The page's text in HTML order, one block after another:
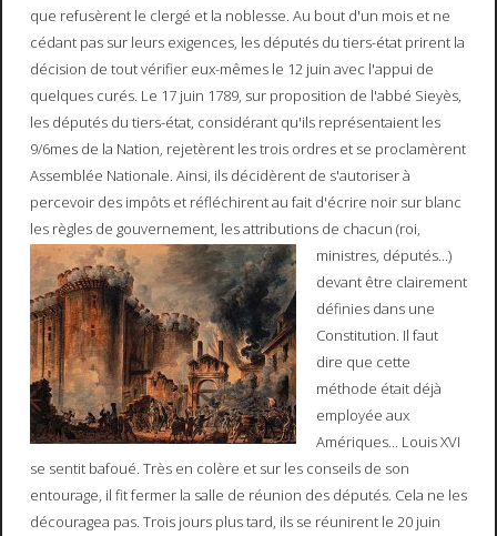
que refusèrent le clergé et la noblesse. Au bout d'un mois et ne
cédant pas sur leurs exigences, les députés du tiers-état prirent la
décision de tout vérifier eux-mêmes le 12 juin avec l'appui de
quelques curés. Le 17 juin 1789, sur proposition de l'abbé Sieyès,
les députés du tiers-état, considérant qu'ils représentaient les
9/6mes de la Nation, rejetèrent les trois ordres et se proclamèrent
Assemblée Nationale. Ainsi, ils décidèrent de s'autoriser à
percevoir des impôts et réfléchirent au fait d'écrire noir sur blanc
les règles de gouvernement, les attributions de chacun (roi,
ministres, députés...)
devant être clairement
définies dans une
Constitution. Il faut
dire que cette
méthode était déjà
employée aux
Amériques... Louis XVI
se sentit bafoué. Très en colère et sur les conseils de son
entourage, il fit fermer la salle de réunion des députés. Cela ne les
découragea pas. Trois jours plus tard, ils se réunirent le 20 juin